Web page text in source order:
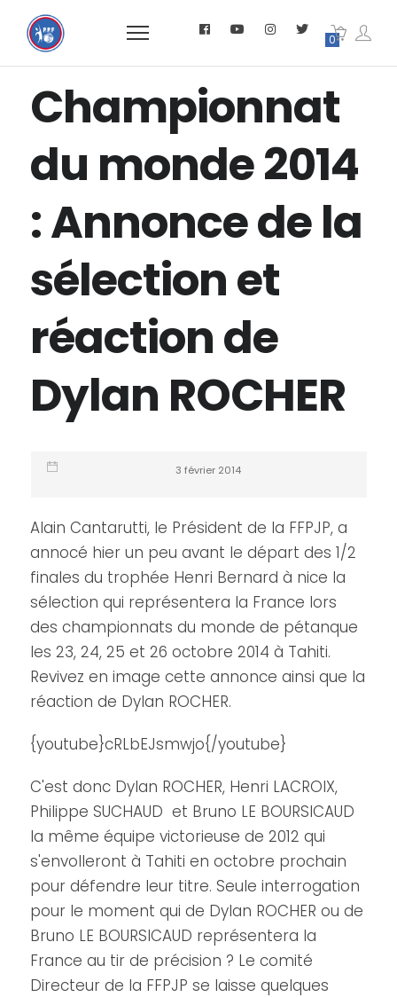
0
Championnat
du monde 2014
: Annonce de la
sélection et
réaction de
Dylan ROCHER
3 février 2014
Alain Cantarutti, le Président de la FFPJP, a
annocé hier un peu avant le départ des 1/2
finales du trophée Henri Bernard à nice la
sélection qui représentera la France lors
des championnats du monde de pétanque
les 23, 24, 25 et 26 octobre 2014 à Tahiti.
Revivez en image cette annonce ainsi que la
réaction de Dylan ROCHER.
{youtube}cRLbEJsmwjo{/youtube}
C'est donc Dylan ROCHER, Henri LACROIX,
Philippe SUCHAUD et Bruno LE BOURSICAUD
la même équipe victorieuse de 2012 qui
s'envolleront à Tahiti en octobre prochain
pour défendre leur titre. Seule interrogation
pour le moment qui de Dylan ROCHER ou de
Bruno LE BOURSICAUD représentera la
France au tir de précision ? Le comité
Directeur de la FFPJP se laisse quelques